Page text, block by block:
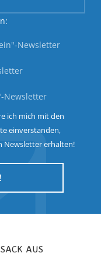
Newsletter
Newsletter
ich mich mit den
einverstanden,
Newsletter erhalten!
AUS